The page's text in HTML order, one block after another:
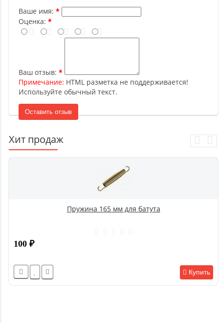
Ваше имя:
Оценка:
Ваш отзыв:
Примечание: HTML разметка не поддерживается!
Используйте обычный текст.
Оставить отзыв
Хит продаж
Пружина 165 мм для батута
100 ₽
Купить